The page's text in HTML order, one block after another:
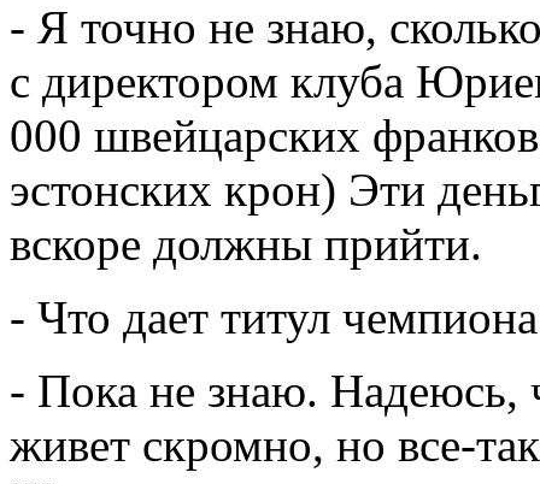
- Я точно не знаю,
с директором клуба
000 швейцарских
эстонских крон) Эти
вскоре должны прийти.
- Что дает титул
- Пока не знаю. Надеюсь,
живет скромно, но все-